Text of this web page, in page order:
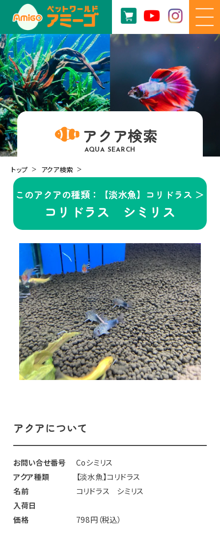
アクア検索
AQUA SEARCH
トップ アクア検索
このアクアの種類：【淡水魚】コリドラス ＞
コリドラス シミリス
アクアについて
お問い合せ番号
Coシミリス
アクア種類
【淡水魚】コリドラス
名前
コリドラス シミリス
入荷日
価格
798円（税込）